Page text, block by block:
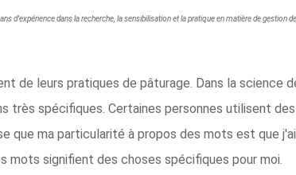
d'expérience dans la recherche, la sensibilisation et la pratique en matière de gestion
de leurs pratiques de pâturage. Dans la science
très spécifiques. Certaines personnes utilisent
que ma particularité à propos des mots est que
mots signifient des choses spécifiques pour moi.